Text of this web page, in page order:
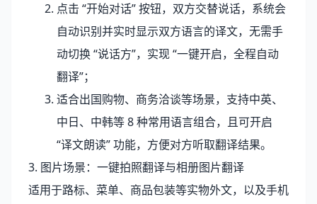
点击 “开始对话” 按钮，双方交替说话，系统会
自动识别并实时显示双方语言的译文，无需手
动切换 “说话方”，实现 “一键开启，全程自动
翻译”；
适合出国购物、商务洽谈等场景，支持中英、
中日、中韩等 8 种常用语言组合，且可开启
“译文朗读” 功能，方便对方听取翻译结果。
3. 图片场景：一键拍照翻译与相册图片翻译
适用于路标、菜单、商品包装等实物外文，以及手机